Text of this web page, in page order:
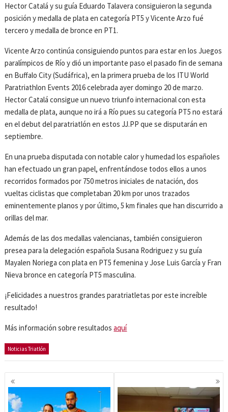
Hector Catalá y su guía Eduardo Talavera consiguieron la segunda
posición y medalla de plata en categoría PT5 y Vicente Arzo fué
tercero y medalla de bronce en PT1.
Vicente Arzo continúa consiguiendo puntos para estar en los Juegos
paralímpicos de Río y dió un importante paso el pasado fin de semana
en Buffalo City (Sudáfrica), en la primera prueba de los ITU World
Paratriathlon Events 2016 celebrada ayer domingo 20 de marzo.
Hector Catalá consigue un nuevo triunfo internacional con esta
medalla de plata, aunque no irá a Río pues su categoría PT5 no estará
en el debut del paratriatlón en estos JJ.PP que se disputarán en
septiembre.
En una prueba disputada con notable calor y humedad los españoles
han efectuado un gran papel, enfrentándose todos ellos a unos
recorridos formados por 750 metros iniciales de natación, dos
vueltas ciclistas que completaban 20 km por unos trazados
eminentemente planos y por último, 5 km finales que han discurrido a
orillas del mar.
Además de las dos medallas valencianas, también consiguieron
presea para la delegación española Susana Rodriguez y su guía
Mayalen Noriega con plata en PT5 femenina y Jose Luis García y Fran
Nieva bronce en categoría PT5 masculina.
¡Felicidades a nuestros grandes paratriatletas por este increíble
resultado!
Más información sobre resultadosaquí
Noticias Triatlón
Navegación
de
entradas